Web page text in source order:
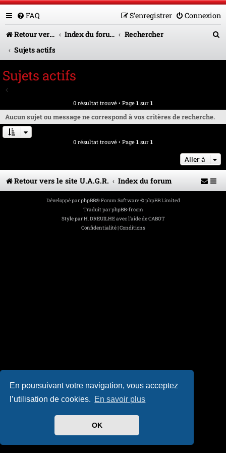
En poursuivant votre navigation, vous acceptez
l’utilisation de cookies. En savoir plus
OK
FAQ Connexion
S’enregistrer
Retour vers le site U.A.G.R.
Index du forum
Rechercher
Sujets actifs
r
Sujets actifs
0 résultat trouvé • Page 1 sur 1
Aucun sujet ou message ne correspond à vos critères de recherche.
0 résultat trouvé • Page 1 sur 1
Aller à
Retour vers le site U.A.G.R. Index du forum
Développé parphpBB® Forum Software © phpBB Limited
Traduit parphpBB-fr.com
Style parH. DREUILHE avec l'aide de CABOT
Confidentialité|Conditions